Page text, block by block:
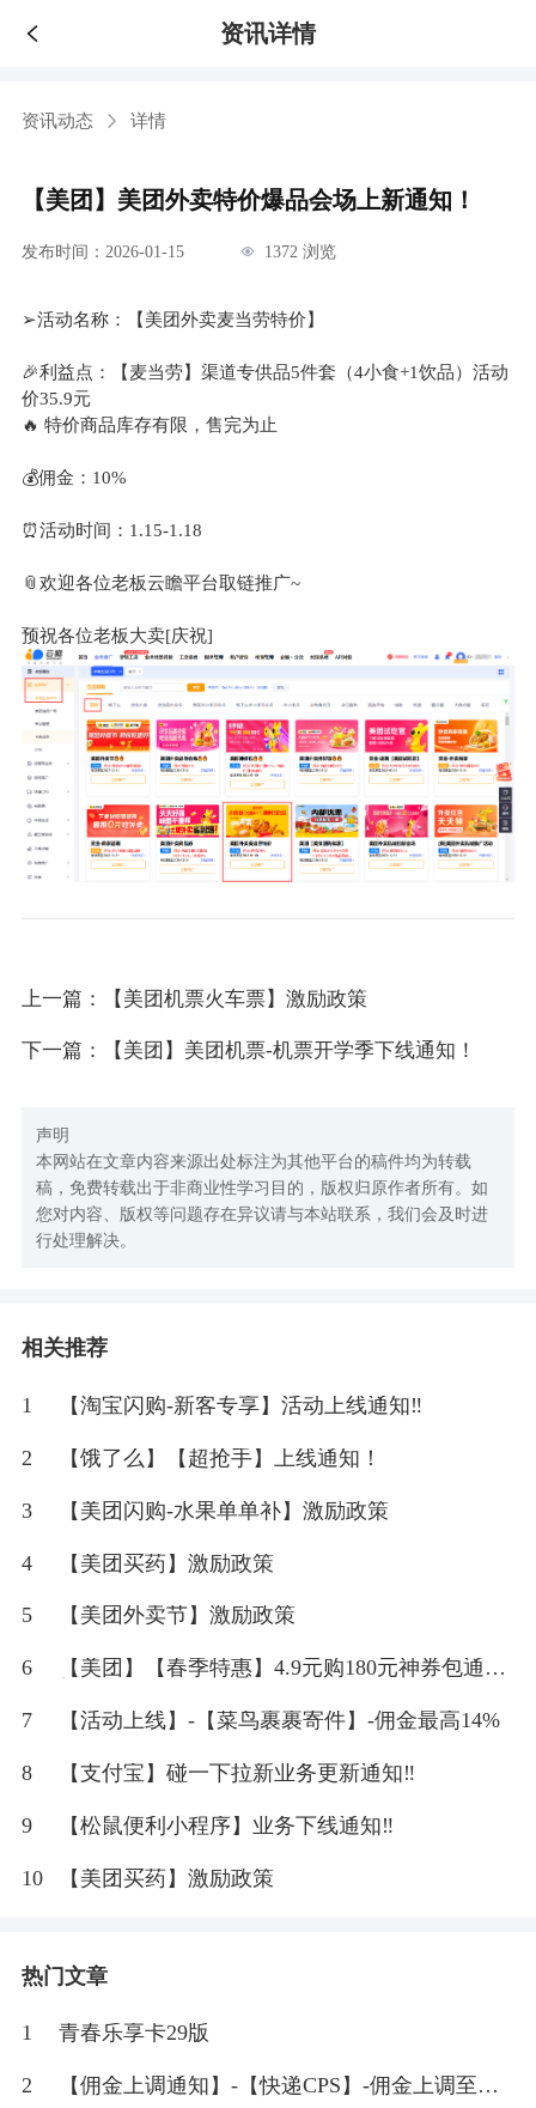
资讯详情
资讯动态 详情
【美团】美团外卖特价爆品会场上新通知！
发布时间：2026-01-15 1372 浏览
➢活动名称：【美团外卖麦当劳特价】
🎉利益点：【麦当劳】渠道专供品5件套（4小食+1饮品）活动
价35.9元
🔥 特价商品库存有限，售完为止
💰佣金：10%
⏰活动时间：1.15-1.18
📎欢迎各位老板云瞻平台取链推广~
预祝各位老板大卖[庆祝]
上一篇：【美团机票火车票】激励政策
下一篇：【美团】美团机票-机票开学季下线通知！
声明
本网站在文章内容来源出处标注为其他平台的稿件均为转载
稿，免费转载出于非商业性学习目的，版权归原作者所有。如
您对内容、版权等问题存在异议请与本站联系，我们会及时进
行处理解决。
相关推荐
1 【淘宝闪购-新客专享】活动上线通知‼
2 【饿了么】【超抢手】上线通知！
3 【美团闪购-水果单单补】激励政策
4 【美团买药】激励政策
5 【美团外卖节】激励政策
6
【美团】【春季特惠】4.9元购180元神券包通
7
【活动上线】-【菜鸟裹裹寄件】-佣金最高14%
8 【支付宝】碰一下拉新业务更新通知‼
9 【松鼠便利小程序】业务下线通知‼
10 【美团买药】激励政策
热门文章
1 青春乐享卡29版
2
【佣金上调通知】-【快递CPS】-佣金上调至